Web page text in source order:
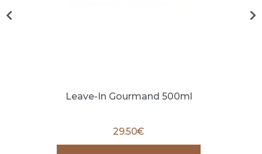
Leave-In Gourmand 500ml
29.50€